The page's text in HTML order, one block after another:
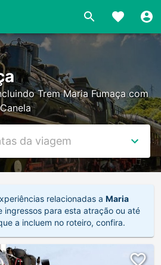
Trem Maria Fumaça com
relacionadas a Maria
ingressos para esta atração ou até
a incluem no roteiro, confira.